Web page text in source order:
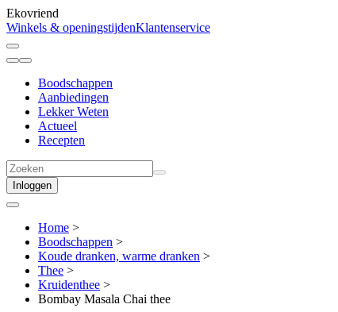
Ekovriend
Winkels & openingstijdenKlantenservice
Boodschappen
Aanbiedingen
Lekker Weten
Actueel
Recepten
Inloggen
Home >
Boodschappen >
Koude dranken, warme dranken >
Thee >
Kruidenthee >
Bombay Masala Chai thee